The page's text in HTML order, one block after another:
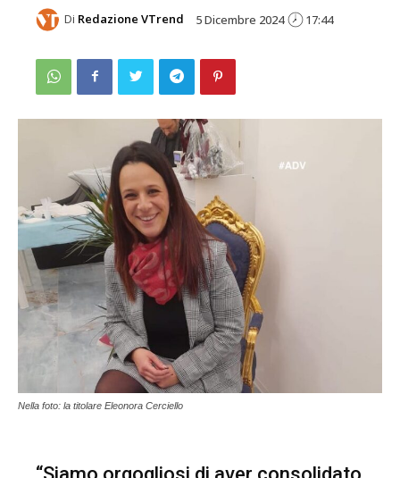
Di Redazione VTrend 5 Dicembre 2024 17:44
Nella foto: la titolare Eleonora Cerciello